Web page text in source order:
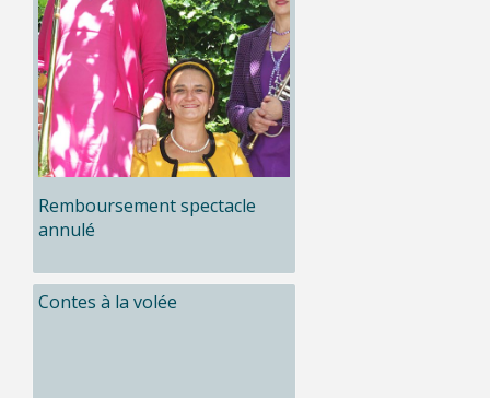
Remboursement spectacle
annulé
Contes à la volée